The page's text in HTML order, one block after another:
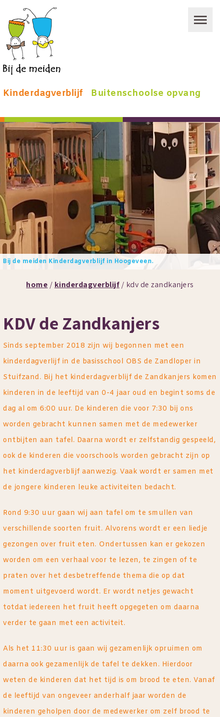
Kinderdagverblijf Buitenschoolse opvang
Bij de meiden Kinderdagverblijf in Hoogeveen.
home / kinderdagverblijf / kdv de zandkanjers
KDV de Zandkanjers
Sinds september 2018 zijn wij begonnen met een
kinderdagverlijf in de basisschool OBS de Zandloper in
Stuifzand. Bij het kinderdagverblijf de Zandkanjers komen
kinderen in de leeftijd van 0-4 jaar oud en begint soms de
dag al om 6:00 uur. De kinderen die voor 7:30 bij ons
worden gebracht kunnen samen met de medewerker
ontbijten aan tafel. Daarna wordt er zelfstandig gespeeld,
ook de kinderen die voorschools worden gebracht zijn op
het kinderdagverblijf aanwezig. Vaak wordt er samen met
de jongere kinderen leuke activiteiten bedacht.
Rond 9:30 uur gaan wij aan tafel om te smullen van
verschillende soorten fruit. Alvorens wordt er een liedje
gezongen over fruit eten. Ondertussen kan er gekozen
worden om een verhaal voor te lezen, te zingen of te
praten over het desbetreffende thema die op dat
moment uitgevoerd wordt. Er wordt netjes gewacht
totdat iedereen het fruit heeft opgegeten om daarna
verder te gaan met een activiteit.
Als het 11:30 uur is gaan wij gezamenlijk opruimen om
daarna ook gezamenlijk de tafel te dekken. Hierdoor
weten de kinderen dat het tijd is om brood te eten. Vanaf
de leeftijd van ongeveer anderhalf jaar worden de
kinderen geholpen door de medewerker om zelf brood te